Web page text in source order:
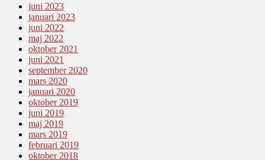
juni 2023
januari 2023
juni 2022
maj 2022
oktober 2021
juni 2021
september 2020
mars 2020
januari 2020
oktober 2019
juni 2019
maj 2019
mars 2019
februari 2019
oktober 2018